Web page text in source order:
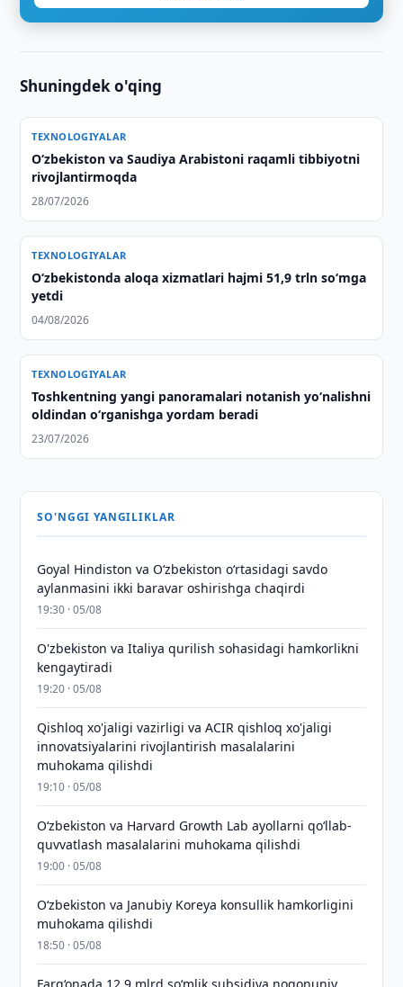
Shuningdek o'qing
TEXNOLOGIYALAR
Oʻzbekiston va Saudiya Arabistoni raqamli tibbiyotni
rivojlantirmoqda
28/07/2026
TEXNOLOGIYALAR
O‘zbekistonda aloqa xizmatlari hajmi 51,9 trln so‘mga
yetdi
04/08/2026
TEXNOLOGIYALAR
Toshkentning yangi panoramalari notanish yo‘nalishni
oldindan o‘rganishga yordam beradi
23/07/2026
SO'NGGI YANGILIKLAR
Goyal Hindiston va Oʻzbekiston oʻrtasidagi savdo
aylanmasini ikki baravar oshirishga chaqirdi
19:30 · 05/08
O'zbekiston va Italiya qurilish sohasidagi hamkorlikni
kengaytiradi
19:20 · 05/08
Qishloq xo'jaligi vazirligi va ACIR qishloq xo'jaligi
innovatsiyalarini rivojlantirish masalalarini
muhokama qilishdi
19:10 · 05/08
Oʻzbekiston va Harvard Growth Lab ayollarni qoʻllab-
quvvatlash masalalarini muhokama qilishdi
19:00 · 05/08
Oʻzbekiston va Janubiy Koreya konsullik hamkorligini
muhokama qilishdi
18:50 · 05/08